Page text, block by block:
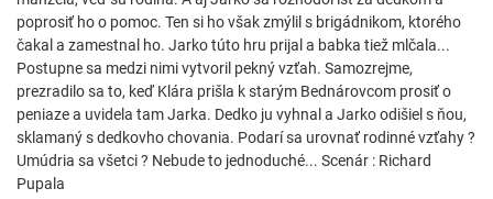
poprosiť ho o pomoc. Ten si ho však zmýlil s brigádnikom, ktorého
čakal a zamestnal ho. Jarko túto hru prijal a babka tiež mlčala...
Postupne sa medzi nimi vytvoril pekný vzťah. Samozrejme,
prezradilo sa to, keď Klára prišla k starým Bednárovcom prosiť o
peniaze a uvidela tam Jarka. Dedko ju vyhnal a Jarko odišiel s ňou,
sklamaný s dedkovho chovania. Podarí sa urovnať rodinné vzťahy ?
Umúdria sa všetci ? Nebude to jednoduché... Scenár : Richard
Pupala